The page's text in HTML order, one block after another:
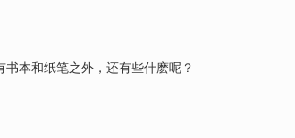
本和纸笔之外，还有些什麽呢？